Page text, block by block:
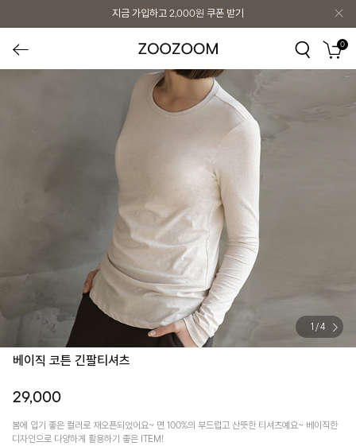
지금 가입하고 2,000원 쿠폰 받기
0
/ 4
베이직 코튼 긴팔티셔츠
29,000
봄에 입기 좋은 컬러로 재오픈되었어요~ 면 100%의 부드럽고 산뜻한 티셔츠예요~ 베이직한
디자인으로 다양하게 활용하기 좋은 ITEM!